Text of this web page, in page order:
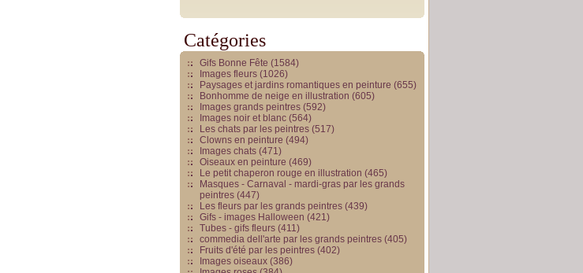
Catégories
Gifs Bonne Fête (1584)
Images fleurs (1026)
Paysages et jardins romantiques en peinture (655)
Bonhomme de neige en illustration (605)
Images grands peintres (592)
Images noir et blanc (564)
Les chats par les peintres (517)
Clowns en peinture (494)
Images chats (471)
Oiseaux en peinture (469)
Le petit chaperon rouge en illustration (465)
Masques - Carnaval - mardi-gras par les grands
peintres (447)
Les fleurs par les grands peintres (439)
Gifs - images Halloween (421)
Tubes - gifs fleurs (411)
commedia dell'arte par les grands peintres (405)
Fruits d'été par les peintres (402)
Images oiseaux (386)